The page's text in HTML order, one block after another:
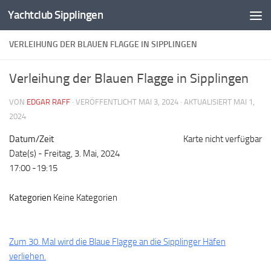
Zum Inhalt springen
Yachtclub Sipplingen
VERLEIHUNG DER BLAUEN FLAGGE IN SIPPLINGEN
Verleihung der Blauen Flagge in Sipplingen
VON EDGAR RAFF · VERÖFFENTLICHT MAI 3, 2024 · AKTUALISIERT MAI 1,
2024
Karte nicht verfügbar
Datum/Zeit
Date(s) - Freitag, 3. Mai, 2024
17:00 -19:15
Kategorien Keine Kategorien
Zum 30. Mal wird die Blaue Flagge an die Sipplinger Häfen
verliehen.